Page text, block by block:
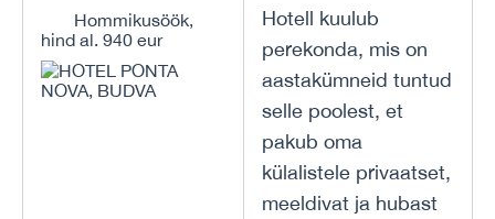
Hommikusöök,
hind al. 940 eur
Hotell kuulub
perekonda, mis on
aastakümneid tuntud
selle poolest, et
pakub oma
külalistele privaatset,
meeldivat ja hubast